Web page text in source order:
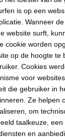
is op een
Wanneer
website surft,
cookie worden
op de hoogte te
Cookies
voor
die gebruiker in
Ze helpen
om
taalkeuze,
en